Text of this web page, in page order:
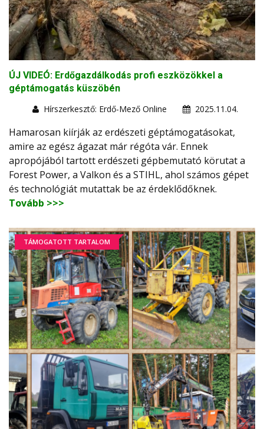
ÚJ VIDEÓ: Erdőgazdálkodás profi eszközökkel a
géptámogatás küszöbén
Hírszerkesztő: Erdő-Mező Online
2025.11.04.
Hamarosan kiírják az erdészeti géptámogatásokat,
amire az egész ágazat már régóta vár. Ennek
apropójából tartott erdészeti gépbemutató körutat a
Forest Power, a Valkon és a STIHL, ahol számos gépet
és technológiát mutattak be az érdeklődőknek.
Tovább >>>
TÁMOGATOTT TARTALOM